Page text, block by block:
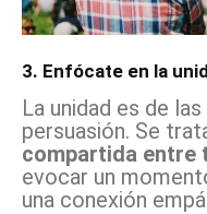
3. Enfócate en la
La unidad es de
persuasión. Se
compartida entre
evocar un
una conexión